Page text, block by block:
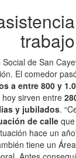
trabajo
Social de San
El comedor
a entre 800 y
sirven entre
y jubilados.
de calleque
hace un
tiene un